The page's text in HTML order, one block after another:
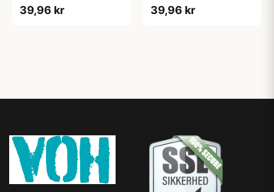
39,96 kr 39,96 kr